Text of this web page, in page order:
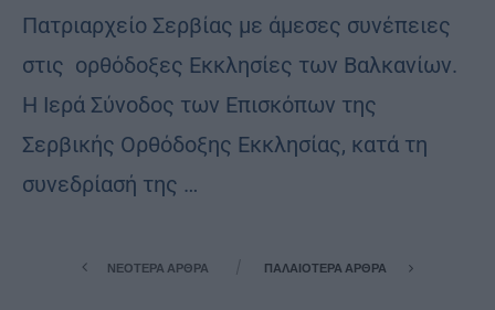
Πατριαρχείο Σερβίας με άμεσες συνέπειες
στις ορθόδοξες Εκκλησίες των Βαλκανίων.
Η Ιερά Σύνοδος των Επισκόπων της
Σερβικής Ορθόδοξης Εκκλησίας, κατά τη
συνεδρίασή της …
ΝΕΌΤΕΡΑ ΆΡΘΡΑ ΠΑΛΑΙΌΤΕΡΑ ΆΡΘΡΑ